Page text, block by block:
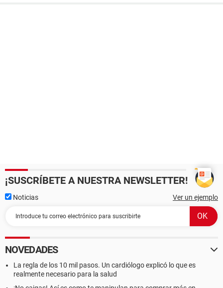
¡SUSCRÍBETE A NUESTRA NEWSLETTER!
Noticias Ver un ejemplo
NOVEDADES
La regla de los 10 mil pasos. Un cardiólogo explicó lo que es
realmente necesario para la salud